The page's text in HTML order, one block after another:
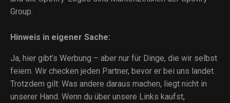
Group.
Hinweis in eigener Sache:
Ja, hier gibt’s Werbung – aber nur für Dinge, die wir selbst
feiern. Wir checken jeden Partner, bevor er bei uns landet.
Trotzdem gilt: Was andere daraus machen, liegt nicht in
unserer Hand. Wenn du über unsere Links kaufst,